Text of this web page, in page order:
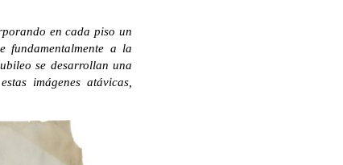
en cada piso un
fundamentalmente a la
se desarrollan una
imágenes atávicas,